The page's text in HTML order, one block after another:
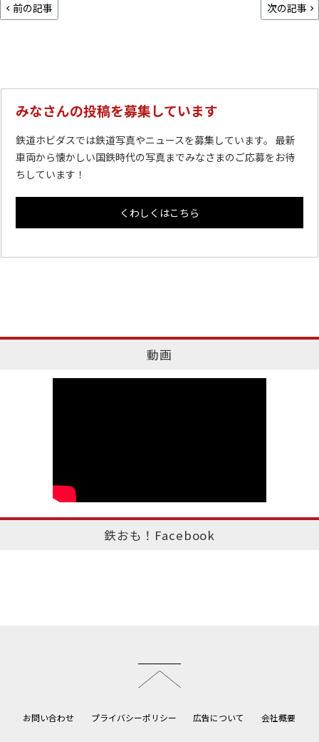
前の記事 次の記事
みなさんの投稿を募集しています
鉄道ホビダスでは鉄道写真やニュースを募集しています。 最新
車両から懐かしい国鉄時代の写真までみなさまのご応募をお待
ちしています！
くわしくはこちら
動画
鉄おも！Facebook
お問い合わせ プライバシーポリシー 広告について 会社概要